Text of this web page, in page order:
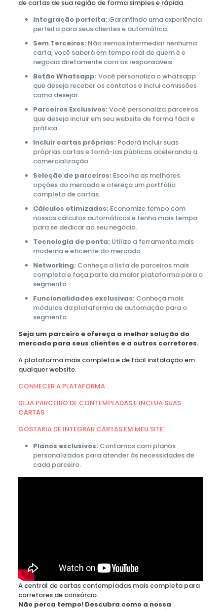
de cartas de sua região de forma simples e rápida.
Integração perfeita: Garantindo uma experiência
perfeita para seus clientes e automática.
Sem Terceiros: Não iremos intermediar nenhuma
carta, você saberá em tempo real de quem é e
negocia diretamente com os responsáveis.
Botão Whatsapp: Você personaliza o whatsapp
que deseja receber os contatos e inclui comissões
como desejar.
Parceiros Exclusivos: Você personaliza parceiros
que deseja incluir em seu website de forma fácil e
prática.
Incluir cartas próprias: Poderá incluir suas
próprias cartas e torná-las públicas acelerando a
comercialização.
Seleção de parceiros: Escolha as melhores
opções do mercado e ofereça um portfólio
completo de cartas.
Cálculos otimizados: Economize tempo com
nossos cálculos automáticos e tenha mais tempo
para se dedicar ao seu negócio.
Tecnologia de ponta: Utilize a ferramenta mais
moderna e eficiente do mercado.
Networking: Conheça a lista de parceiros mais
completa e faça parte da maior plataforma para o
segmento
Funcionalidades exclusivas: Conheça mais
módulos da plataforma de automação para o
segmento.
Seja um parceiro e ofereça a melhor solução do
mercado para seus clientes e a outros corretores.
A plataforma mais completa e de fácil instalação em
qualquer website.
CONHECER A PLATAFORMA
SEJA PARCEIRO DE CONTEMPLADAS E INCLUA SUAS
CARTAS
GOSTARIA DE INTEGRAR CARTAS EM MEU SITE.
Planos exclusivos: Contamos com planos
personalizados para atender às necessidades de
cada parceiro.
A central de cartas contempladas mais completa para
corretores de consórcio.
Não perca tempo! Descubra como a nossa